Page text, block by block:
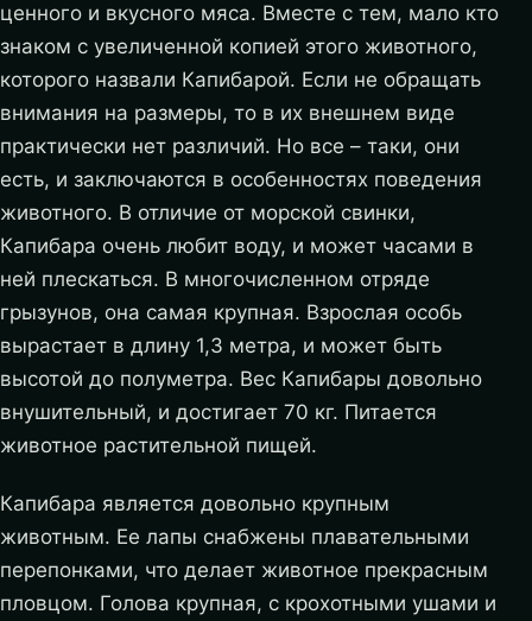
ценного и вкусного мяса. Вместе с тем, мало кто
знаком с увеличенной копией этого животного,
которого назвали Капибарой. Если не обращать
внимания на размеры, то в их внешнем виде
практически нет различий. Но все – таки, они
есть, и заключаются в особенностях поведения
животного. В отличие от морской свинки,
Капибара очень любит воду, и может часами в
ней плескаться. В многочисленном отряде
грызунов, она самая крупная. Взрослая особь
вырастает в длину 1,3 метра, и может быть
высотой до полуметра. Вес Капибары довольно
внушительный, и достигает 70 кг. Питается
животное растительной пищей.
Капибара является довольно крупным
животным. Ее лапы снабжены плавательными
перепонками, что делает животное прекрасным
пловцом. Голова крупная, с крохотными ушами и